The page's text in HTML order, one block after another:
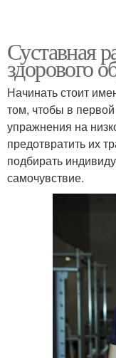
Суставная
здорового
Начинать стоит
том, чтобы в
упражнения на
предотвратить их
подбирать
самочувствие.